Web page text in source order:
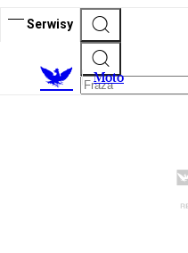
Serwisy
Moto